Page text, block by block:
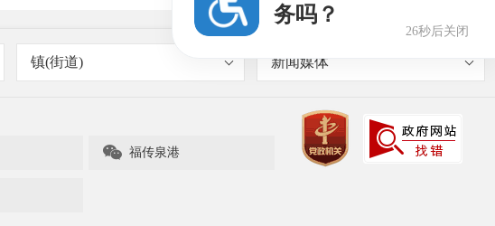
镇(街道) 新闻媒体
 福传泉港
务吗？
25秒后关闭